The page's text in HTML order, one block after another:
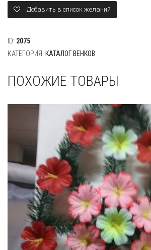
Добавить в список желаний
ID: 2075
КАТЕГОРИЯ: КАТАЛОГ ВЕНКОВ
ПОХОЖИЕ ТОВАРЫ